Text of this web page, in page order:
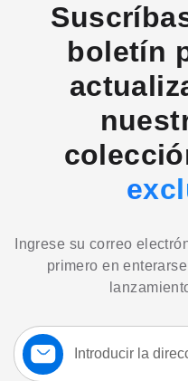
boletín
Ingrese su correo
primero en
Suscríbase
a
nuestro